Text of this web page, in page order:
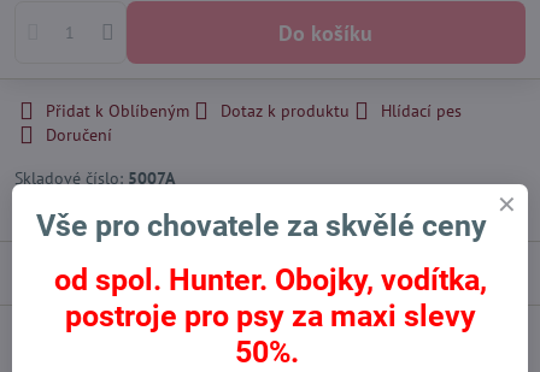
Do košíku
Přidat k Oblíbeným Dotaz k produktu
Hlídací pes
Doručení
Skladové číslo: 5007A
Popis
BlueskyPinterestReddit
Vše pro chovatele za skvělé ceny
od spol. Hunter. Obojky, vodítka,
postroje pro psy za maxi slevy
50%.